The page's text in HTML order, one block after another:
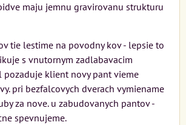
maju jemnu gravirovanu strukturu
tie lestime na povodny kov - lepsie to
s vnutornym zadlabavacim
pozaduje klient novy pant vieme
pri bezfalcovych dverach vymiename
za nove. u zabudovanych pantov -
spevnujeme.